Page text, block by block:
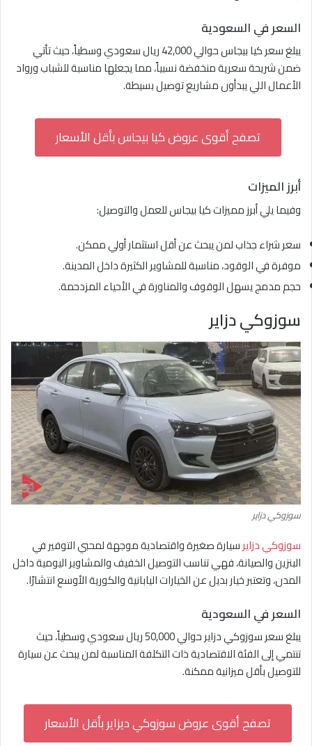
السعر في السعودية
يبلغ سعر كيا بيجاس حوالي 42,000 ريال سعودي وسطياً، حيث تأتي
ضمن شريحة سعرية منخفضة نسبياً، مما يجعلها مناسبة للشباب ورواد
الأعمال اللي يبدأون مشاريع توصيل بسيطة.
تصفح أقوى عروض كيا بيجاس بأقل الأسعار
أبرز الميزات
وفيما يلي أبرز مميزات كيا بيجاس للعمل والتوصيل:
سعر شراء جذاب لمن يبحث عن أقل استثمار أولي ممكن.
موفرة في الوقود، مناسبة للمشاوير الكثيرة داخل المدينة.
حجم مدمج يسهل الوقوف والمناورة في الأحياء المزدحمة.
سوزوكي دزاير
سوزوكي دزاير
سوزوكي دزايرسيارة صغيرة واقتصادية موجهة لمحبي التوفير في
البنزين والصيانة، فهي تناسب التوصيل الخفيف والمشاوير اليومية داخل
المدن، وتعتبر خيار بديل عن الخيارات اليابانية والكورية الأوسع انتشارًا.
السعر في السعودية
يبلغ سعر سوزوكي دزاير حوالي 50,000 ريال سعودي وسطياً، حيث
تنتمي إلى الفئة الاقتصادية ذات التكلفة المناسبة لمن يبحث عن سيارة
للتوصيل بأقل ميزانية ممكنة.
تصفح أقوى عروض سوزوكي ديزاير بأقل الأسعار